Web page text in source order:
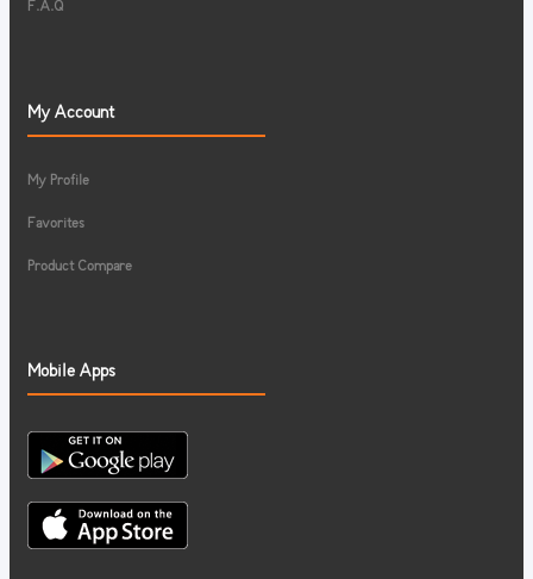
F.A.Q
My Account
My Profile
Favorites
Product Compare
Mobile Apps